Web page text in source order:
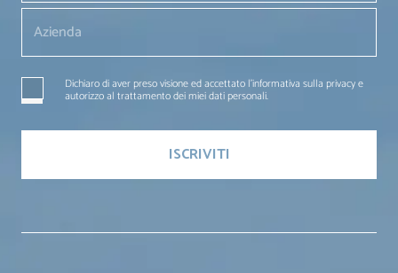
Dichiaro di aver preso visione ed accettato l'informativa sulla privacy e
autorizzo al trattamento dei miei dati personali.